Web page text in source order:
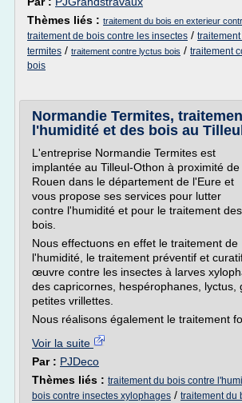
Thèmes liés : traitement du bois en exterieur
traitement de bois contre les insectes /
termites / traitement contre lyctus bois / traitement
bois
Normandie Termites,
l'humidité et des bois au
L'entreprise Normandie Termites est
implantée au Tilleul-Othon à proximité de
Rouen dans le département de l'Eure et
vous propose ses services pour lutter
contre l'humidité et pour le traitement des
bois.
Nous effectuons en effet le traitement de
l'humidité, le traitement préventif et
œuvre contre les insectes à larves
des capricornes, hespérophanes, lyctus,
petites vrillettes.
Nous réalisons également le traitement
Voir la suite
Par : PJDeco
Thèmes liés : traitement du bois contre
bois contre insectes xylophages / traitement du